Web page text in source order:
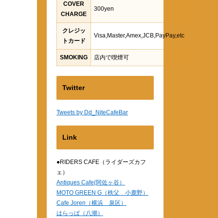
COVER
CHARGE
300yen
クレジッ
トカード
Visa,Master,Amex,JCB,PayPay,etc
SMOKING 店内で喫煙可
Twitter
Tweets by Dd_NiteCafeBar
Link
●RIDERS CAFE（ライダーズカフ
ェ）
Antiques Cafe(阿佐ヶ谷）
MOTO GREEN G（秩父 小鹿野）
Cafe Joren（横浜 泉区）
はらっぱ（八潮）